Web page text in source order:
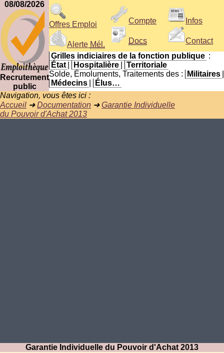
08/08/2026
Recrutement
public
Offres Emploi
Alerte Mél.
Compte
Docs
Infos
Contact
Grilles indiciaires de la fonction publique :
État
Hospitalière
Territoriale
Solde, Émoluments, Traitements des :
Militaires
Médecins
Élus…
Navigation, vous êtes ici :
Accueil ➜Documentation ➜Garantie Individuelle
du Pouvoir d'Achat 2013
Garantie Individuelle du Pouvoir d'Achat 2013